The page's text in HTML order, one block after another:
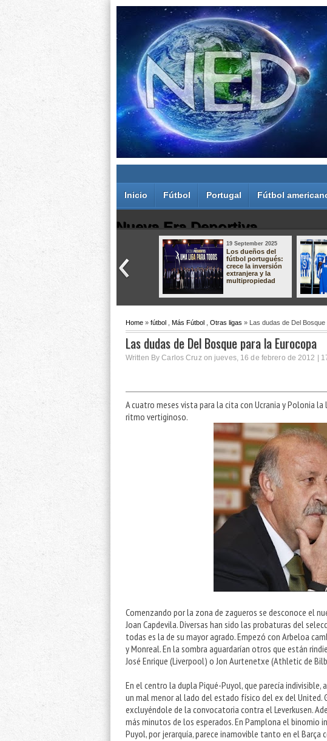
Inicio Fútbol Portugal Fútbol
Nueva Era Deportiva
Juan Carlos Rodríguez dos Santos
19 September 2025
Los dueños del
fútbol portugués:
crece la inversión
extranjera y la
multipropiedad
Home » fútbol Más Fútbol Otras ligas » Las dudas de Del
Las dudas de Del Bosque para la Eurocopa
Written By Carlos Cruz on jueves, 16 de febrero de 2012 |
A cuatro meses vista para la cita con Ucrania y Polonia
ritmo vertiginoso.
Comenzando por la zona de zagueros se desconoce el
Joan Capdevila. Diversas han sido las probaturas del
todas es la de su mayor agrado. Empezó con Arbeloa
y Monreal. En la sombra aguardarían otros que están
José Enrique (Liverpool) o Jon Aurtenetxe (Athletic de
En el centro la dupla Piqué-Puyol, que parecía indivisible,
un mal menor al lado del estado físico del ex del United.
excluyéndole de la convocatoria contra el Leverkusen.
más minutos de los esperados. En Pamplona el binomio
Puyol, por jerarquía, parece inamovible tanto en el Barça